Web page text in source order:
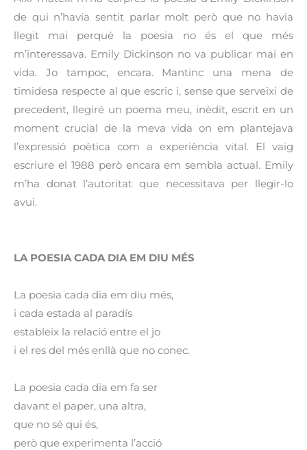
de qui n’havia sentit parlar molt però que no havia
llegit mai perquè la poesia no és el que més
m’interessava. Emily Dickinson no va publicar mai en
vida. Jo tampoc, encara. Mantinc una mena de
timidesa respecte al que escric i, sense que serveixi de
precedent, llegiré un poema meu, inèdit, escrit en un
moment crucial de la meva vida on em plantejava
l’expressió poètica com a experiència vital. El vaig
escriure el 1988 però encara em sembla actual. Emily
m’ha donat l’autoritat que necessitava per llegir-lo
avui.
LA POESIA CADA DIA EM DIU MÉS
La poesia cada dia em diu més,
i cada estada al paradís
estableix la relació entre el jo
i el res del més enllà que no conec.
La poesia cada dia em fa ser
davant el paper, una altra,
que no sé qui és,
però que experimenta l’acció